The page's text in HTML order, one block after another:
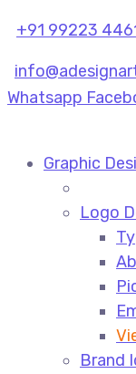
+91 99223
Whatsapp
Graphic
Logo
Brand